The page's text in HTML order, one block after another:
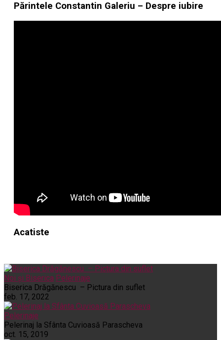
Părintele Constantin Galeriu – Despre iubire
Acatiste
Noi și Biserica Pelerinaje
Biserica Drăgănescu – Pictura din suflet
feb. 17, 2022
Pelerinaje
Pelerinaj la Sfânta Cuvioasă Parascheva
oct. 15, 2019